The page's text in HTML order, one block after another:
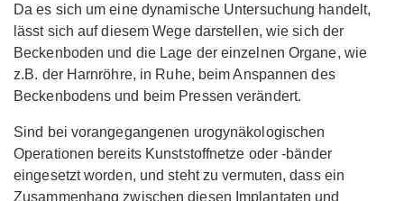
Da es sich um eine dynamische Untersuchung handelt,
lässt sich auf diesem Wege darstellen, wie sich der
Beckenboden und die Lage der einzelnen Organe, wie
z.B. der Harnröhre, in Ruhe, beim Anspannen des
Beckenbodens und beim Pressen verändert.
Sind bei vorangegangenen urogynäkologischen
Operationen bereits Kunststoffnetze oder -bänder
eingesetzt worden, und steht zu vermuten, dass ein
Zusammenhang zwischen diesen Implantaten und